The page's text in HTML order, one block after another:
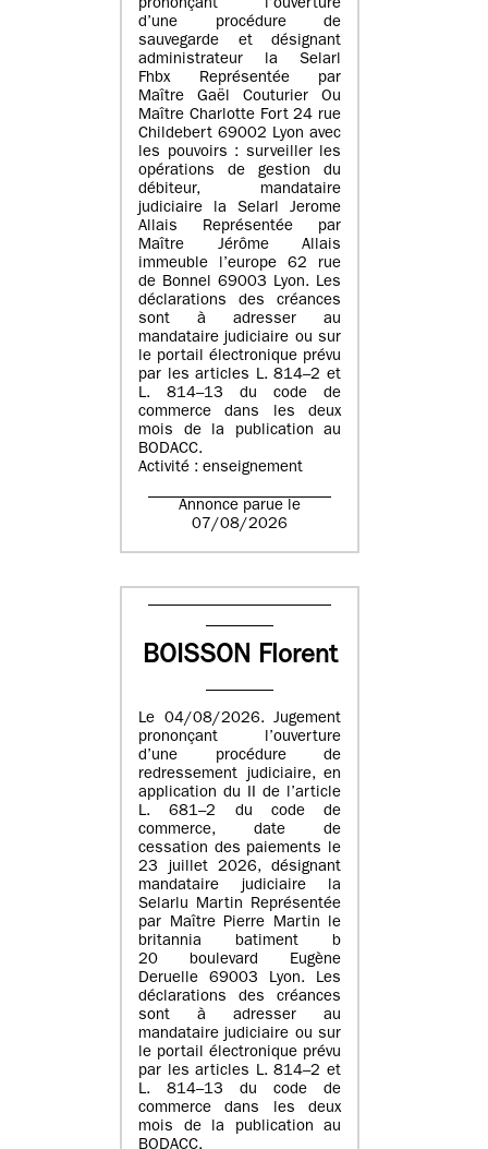
prononçant l’ouverture
d’une procédure de
sauvegarde et désignant
administrateur la Selarl
Fhbx Représentée par
Maître Gaël Couturier Ou
Maître Charlotte Fort 24 rue
Childebert 69002 Lyon avec
les pouvoirs : surveiller les
opérations de gestion du
débiteur, mandataire
judiciaire la Selarl Jerome
Allais Représentée par
Maître Jérôme Allais
immeuble l’europe 62 rue
de Bonnel 69003 Lyon. Les
déclarations des créances
sont à adresser au
mandataire judiciaire ou sur
le portail électronique prévu
par les articles L. 814–2 et
L. 814–13 du code de
commerce dans les deux
mois de la publication au
BODACC.
Activité : enseignement
Annonce parue le
07/08/2026
BOISSON Florent
Le 04/08/2026. Jugement
prononçant l’ouverture
d’une procédure de
redressement judiciaire, en
application du II de l’article
L. 681–2 du code de
commerce, date de
cessation des paiements le
23 juillet 2026, désignant
mandataire judiciaire la
Selarlu Martin Représentée
par Maître Pierre Martin le
britannia batiment b
20 boulevard Eugène
Deruelle 69003 Lyon. Les
déclarations des créances
sont à adresser au
mandataire judiciaire ou sur
le portail électronique prévu
par les articles L. 814–2 et
L. 814–13 du code de
commerce dans les deux
mois de la publication au